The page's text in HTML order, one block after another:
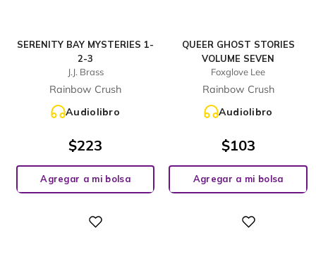
SERENITY BAY MYSTERIES 1-
2-3
J.J. Brass
Rainbow Crush
Audiolibro
$223
Agregar a mi bolsa
QUEER GHOST STORIES
VOLUME SEVEN
Foxglove Lee
Rainbow Crush
Audiolibro
$103
Agregar a mi bolsa